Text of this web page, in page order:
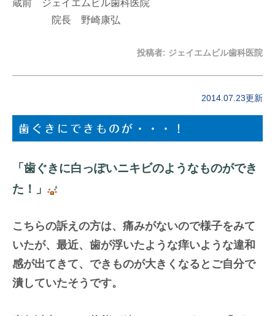
蔵前 ジェイエムビル歯科医院
院長 野崎康弘
投稿者: ジェイエムビル歯科医院
2014.07.23更新
歯ぐきにできものが・・・！
「歯ぐきに白っぽいニキビのようなものができ
た！」
こちらの訴えの方は、痛みがないので様子をみて
いたが、最近、歯が浮いたような痒いような違和
感が出てきて、できものが大きくなるとご自分で
潰していたそうです。